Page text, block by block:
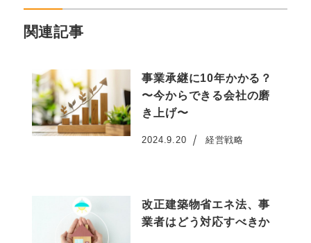
関連記事
事業承継に10年かかる？
〜今からできる会社の磨
き上げ〜
投稿日
2024.9.20 経営戦略
改正建築物省エネ法、事
業者はどう対応すべきか